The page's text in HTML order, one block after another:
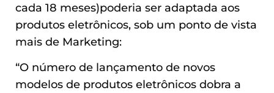
cada 18 meses)poderia ser adaptada aos
produtos eletrônicos, sob um ponto de vista
mais de Marketing:
“O número de lançamento de novos
modelos de produtos eletrônicos dobra a